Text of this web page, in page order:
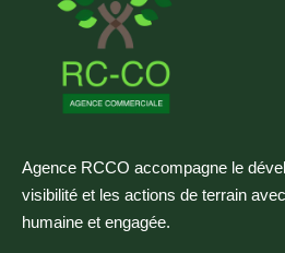
Agence RCCO accompagne le
visibilité et les actions de terrain
humaine et engagée.